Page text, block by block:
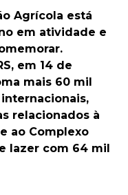
Agrícola está
em atividade e
em 14 de
mais 60 mil
relacionados à
ao Complexo
lazer com 64 mil